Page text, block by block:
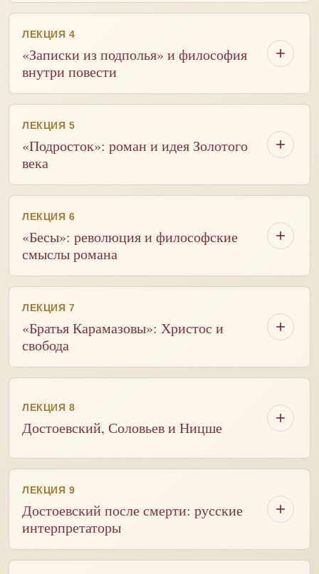
ЛЕКЦИЯ 4
«Записки из подполья» и философия
внутри повести
ЛЕКЦИЯ 5
«Подросток»: роман и идея Золотого
века
ЛЕКЦИЯ 6
«Бесы»: революция и философские
смыслы романа
ЛЕКЦИЯ 7
«Братья Карамазовы»: Христос и
свобода
ЛЕКЦИЯ 8
Достоевский, Соловьев и Ницше
ЛЕКЦИЯ 9
Достоевский после смерти: русские
интерпретаторы